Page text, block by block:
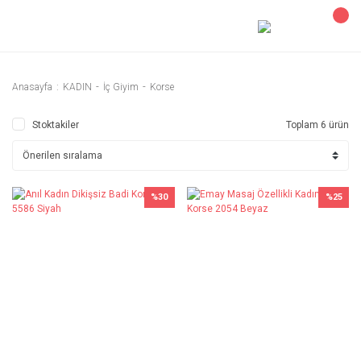
Anasayfa KADIN İç Giyim Korse
Stoktakiler Toplam 6 ürün
%30 %25